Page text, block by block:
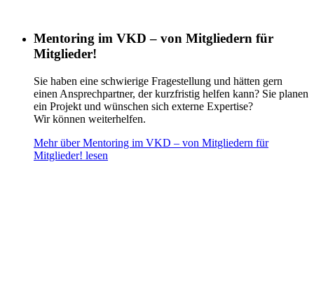
Mentoring im VKD – von Mitgliedern für
Mitglieder!
Sie haben eine schwierige Fragestellung und hätten gern
einen Ansprechpartner, der kurzfristig helfen kann? Sie planen
ein Projekt und wünschen sich externe Expertise?
Wir können weiterhelfen.
Mehr über Mentoring im VKD – von Mitgliedern für
Mitglieder! lesen